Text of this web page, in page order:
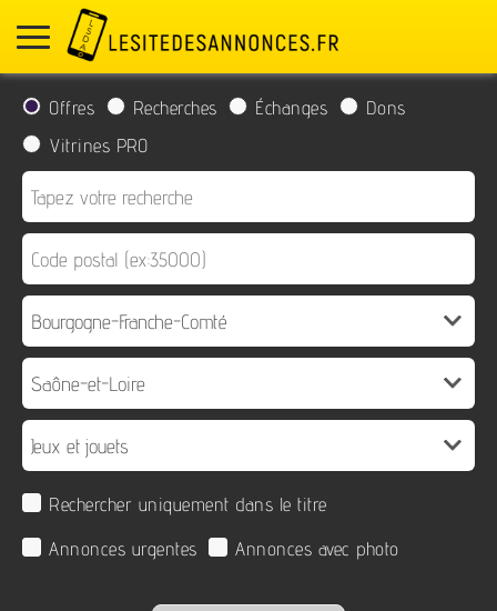
Offres Recherches Échanges
Dons
Vitrines PRO
Rechercher uniquement dans le titre
Annonces urgentes
Annonces avec photo